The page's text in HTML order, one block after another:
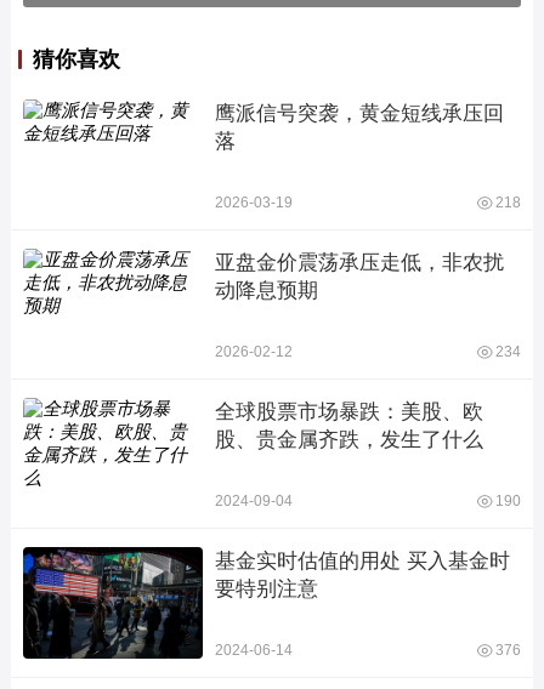
猜你喜欢
鹰派信号突袭，黄金短线承压回
落
2026-03-19 218
亚盘金价震荡承压走低，非农扰
动降息预期
2026-02-12 234
全球股票市场暴跌：美股、欧
股、贵金属齐跌，发生了什么
2024-09-04 190
基金实时估值的用处 买入基金时
要特别注意
2024-06-14 376